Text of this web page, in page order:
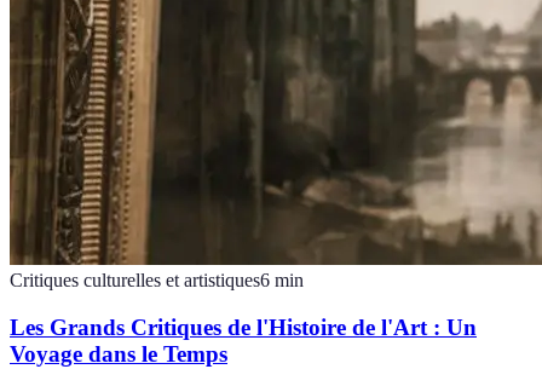
Critiques culturelles et artistiques6 min
Les Grands Critiques de l'Histoire de l'Art : Un
Voyage dans le Temps